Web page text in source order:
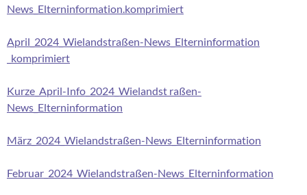
News_Elterninformation.komprimiert
April_2024_Wielandstraßen-News_Elterninformation
_komprimiert
Kurze_April-Info_2024_Wielandst raßen-
News_Elterninformation
März_2024_Wielandstraßen-News_Elterninformation
Februar_2024_Wielandstraßen-News_Elterninformation